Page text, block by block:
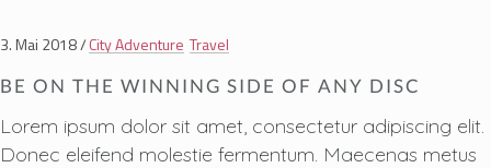
3. Mai 2018 City Adventure Travel
BE ON THE WINNING SIDE OF ANY DISC
Lorem ipsum dolor sit amet, consectetur adipiscing elit.
Donec eleifend molestie fermentum. Maecenas metus